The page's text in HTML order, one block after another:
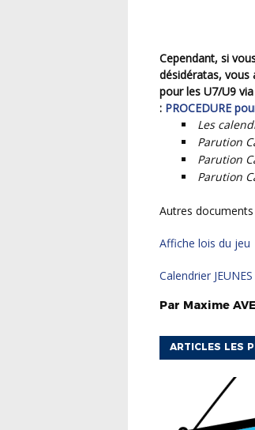
Cependant, si vous souhaitez engager de nouvelles équipes ou nous faire part de vos
désidératas, vous
pour les U7/U9
: PROCEDURE
Les
Parution
Parution
Parution
Autres documents
Affiche lois du jeu
Calendrier
Par Maxime
ARTICLES LES